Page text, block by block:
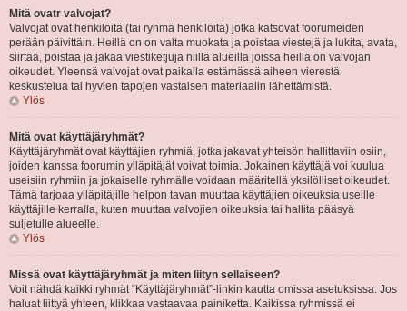
Mitä ovatr valvojat?
Valvojat ovat henkilöitä (tai ryhmä henkilöitä) jotka katsovat foorumeiden
perään päivittäin. Heillä on on valta muokata ja poistaa viestejä ja lukita, avata,
siirtää, poistaa ja jakaa viestiketjuja niillä alueilla joissa heillä on valvojan
oikeudet. Yleensä valvojat ovat paikalla estämässä aiheen vierestä
keskustelua tai hyvien tapojen vastaisen materiaalin lähettämistä.
Ylös
Mitä ovat käyttäjäryhmät?
Käyttäjäryhmät ovat käyttäjien ryhmiä, jotka jakavat yhteisön hallittaviin osiin,
joiden kanssa foorumin ylläpitäjät voivat toimia. Jokainen käyttäjä voi kuulua
useisiin ryhmiin ja jokaiselle ryhmälle voidaan määritellä yksilölliset oikeudet.
Tämä tarjoaa ylläpitäjille helpon tavan muuttaa käyttäjien oikeuksia useille
käyttäjille kerralla, kuten muuttaa valvojien oikeuksia tai hallita pääsyä
suljetulle alueelle.
Ylös
Missä ovat käyttäjäryhmät ja miten liityn sellaiseen?
Voit nähdä kaikki ryhmät “Käyttäjäryhmät”-linkin kautta omissa asetuksissa. Jos
haluat liittyä yhteen, klikkaa vastaavaa painiketta. Kaikissa ryhmissä ei